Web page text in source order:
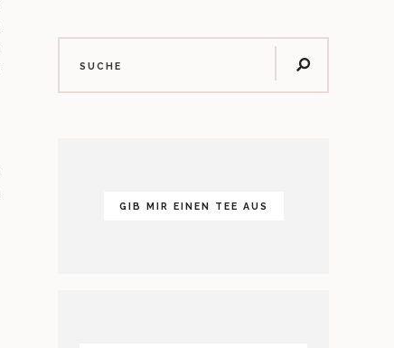
GIB MIR EINEN TEE AUS